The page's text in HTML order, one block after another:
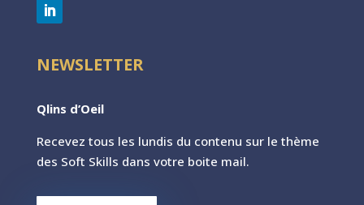
NEWSLETTER
Qlins d’Oeil
Recevez tous les lundis du contenu sur le thème
des Soft Skills dans votre boite mail.